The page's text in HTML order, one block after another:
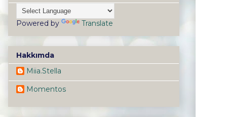
Powered by Translate
Hakkımda
Miia.Stella
Momentos